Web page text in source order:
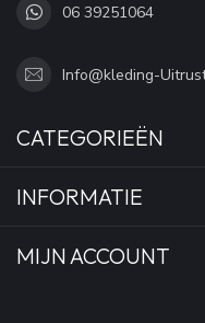
06 39251064
Info@kleding-
CATEGORIEËN
INFORMATIE
MIJN ACCOUNT